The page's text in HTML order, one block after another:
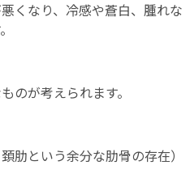
くなり、冷感や蒼白、腫れな
のが考えられます。
肋という余分な肋骨の存在）